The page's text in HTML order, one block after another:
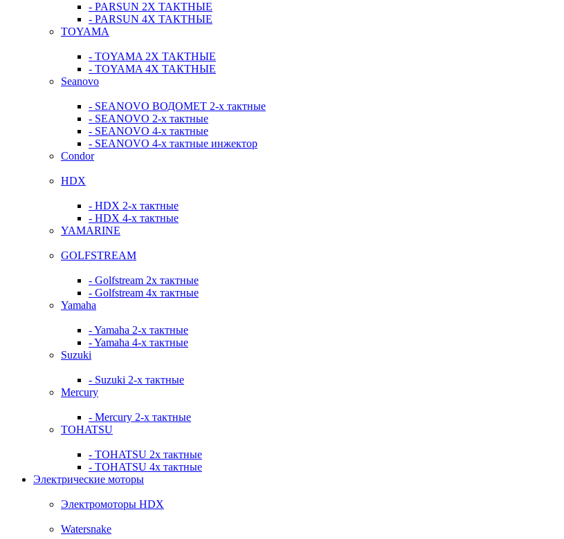
- PARSUN 2Х ТАКТНЫЕ
- PARSUN 4Х ТАКТНЫЕ
TOYAMA
- TOYAMA 2Х ТАКТНЫЕ
- TOYAMA 4Х ТАКТНЫЕ
Seanovo
- SEANOVO ВОДОМЕТ 2-х тактные
- SEANOVO 2-х тактные
- SEANOVO 4-х тактные
- SEANOVO 4-х тактные инжектор
Condor
HDX
- HDX 2-х тактные
- HDX 4-х тактные
YAMARINE
GOLFSTREAM
- Golfstream 2х тактные
- Golfstream 4х тактные
Yamaha
- Yamaha 2-х тактные
- Yamaha 4-х тактные
Suzuki
- Suzuki 2-х тактные
Mercury
- Mercury 2-х тактные
TOHATSU
- TOHATSU 2х тактные
- TOHATSU 4х тактные
Электрические моторы
Электромоторы HDX
Watersnake